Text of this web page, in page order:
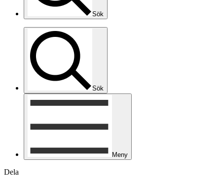
Sök
Sök
Meny
Dela